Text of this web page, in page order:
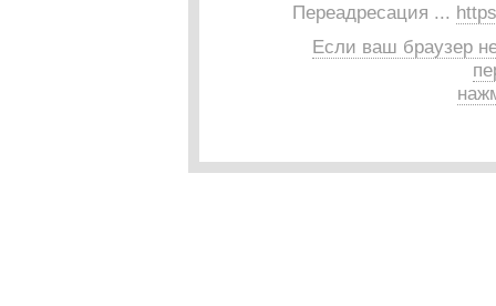
Переадресация ...
Если ваш браузер